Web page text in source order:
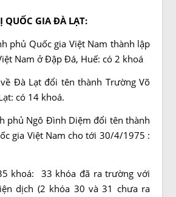
QUỐC GIA ĐÀ LẠT:
phủ Quốc gia Việt Nam thành lập
Nam ở Đập Đá, Huế: có 2 khoá
Đà Lạt đổi tên thành Trường Võ
có 14 khoá.
phủ Ngô Đình Diệm đổi tên thành
gia Việt Nam cho tới 30/4/1975 :
khoá: 33 khóa đã ra trường với
dịch (2 khóa 30 và 31 chưa ra